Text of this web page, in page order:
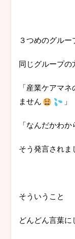
３つめのグル
同じグループの
「産業ケアマ
ません
」
「なんだかわ
そう発言されま
そういうこと
どんどん言葉